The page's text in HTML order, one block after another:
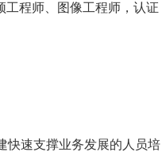
工程师、图像工程师，认证
速支撑业务发展的人员培